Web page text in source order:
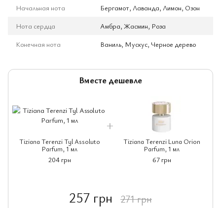
Начальная нота
Бергамот, Лаванда, Лимон, Озон
Нота сердца
Амбра, Жасмин, Роза
Конечная нота
Ваниль, Мускус, Черное дерево
Вместе дешевле
Tiziana Terenzi Tyl Assoluto
Parfum, 1 мл
204 грн
Tiziana Terenzi Luna Orion
Parfum, 1 мл
67 грн
257 грн 271 грн